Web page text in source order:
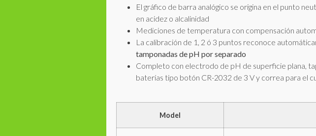
El gráfico de barra analógico se origina en el punto
en acidez o alcalinidad
Mediciones de temperatura con compensación
La calibración de 1, 2 ó 3 puntos reconoce
tamponadas de pH por separado
Completo con electrodo de pH de superficie plana,
baterías tipo botón CR-2032 de 3 V y correa para el
Model